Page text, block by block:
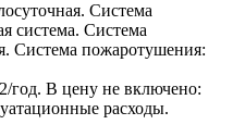
Система
система. Система
Система пожаротушения:
год. В цену не включено:
расходы.